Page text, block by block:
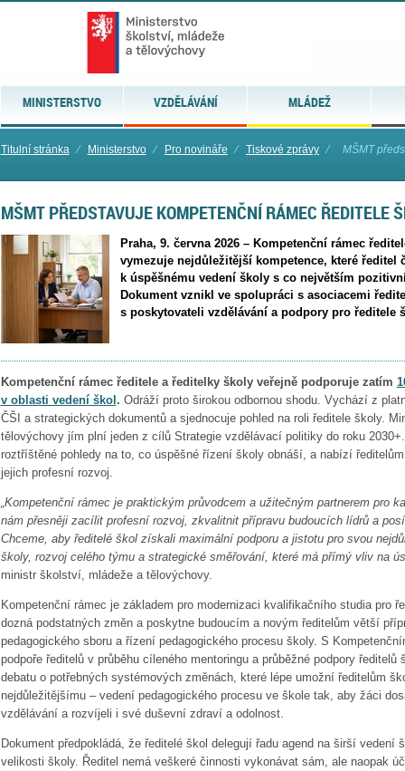
MINISTERSTVO VZDĚLÁVÁNÍ MLÁDEŽ
Titulní stránka ⁄ Ministerstvo ⁄ Pro novináře ⁄ Tiskové zprávy ⁄ MŠMT
MŠMT PŘEDSTAVUJE KOMPETENČNÍ RÁMEC ŘEDITELE
Praha, 9. června 2026 – Kompetenční rámec
vymezuje nejdůležitější kompetence, které ředitel
k úspěšnému vedení školy s co největším
Dokument vznikl ve spolupráci s asociacemi
s poskytovateli vzdělávání a podpory pro ředitele
Kompetenční rámec ředitele a ředitelky školy veřejně podporuje zatím
v oblasti vedení škol . Odráží proto širokou odbornou shodu. Vychází z
ČŠI a strategických dokumentů a sjednocuje pohled na roli ředitele školy.
tělovýchovy jím plní jeden z cílů Strategie vzdělávací politiky do roku
roztříštěné pohledy na to, co úspěšné řízení školy obnáší, a nabízí
jejich profesní rozvoj.
„Kompetenční rámec je praktickým průvodcem a užitečným partnerem pro
nám přesněji zacílit profesní rozvoj, zkvalitnit přípravu budoucích lídrů a
Chceme, aby ředitelé škol získali maximální podporu a jistotu pro svou
školy, rozvoj celého týmu a strategické směřování, které má přímý vliv na
ministr školství, mládeže a tělovýchovy.
Kompetenční rámec je základem pro modernizaci kvalifikačního studia pro
dozná podstatných změn a poskytne budoucím a novým ředitelům větší
pedagogického sboru a řízení pedagogického procesu školy. S
podpoře ředitelů v průběhu cíleného mentoringu a průběžné podpory
debatu o potřebných systémových změnách, které lépe umožní ředitelům
nejdůležitějšímu – vedení pedagogického procesu ve škole tak, aby žáci
vzdělávání a rozvíjeli i své duševní zdraví a odolnost.
Dokument předpokládá, že ředitelé škol delegují řadu agend na širší vedení
velikosti školy. Ředitel nemá veškeré činnosti vykonávat sám, ale naopak